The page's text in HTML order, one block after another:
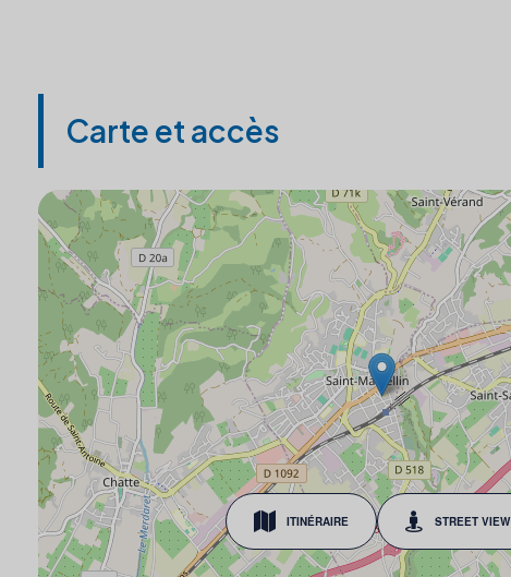
Carte et accès
ITINÉRAIRE STREET VIEW